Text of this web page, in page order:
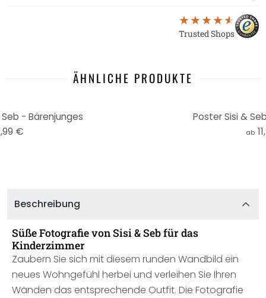
Trusted Shops
ÄHNLICHE PRODUKTE
- Bärenjunges
€
Poster Sisi &
ab
Beschreibung
Süße Fotografie von Sisi & Seb für das
Kinderzimmer
Zaubern Sie sich mit diesem runden Wandbild ein
neues Wohngefühl herbei und verleihen Sie Ihren
Wänden das entsprechende Outfit. Die Fotografie